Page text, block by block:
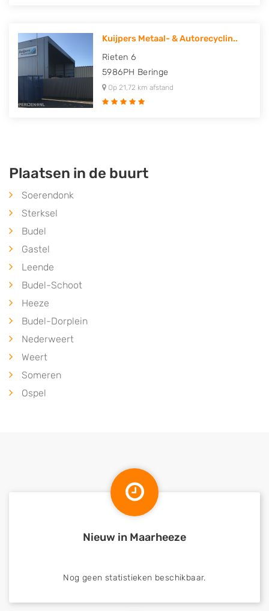
Kuijpers Metaal- & Autorecyclin..
Rieten 6
5986PH Beringe
Op 21,72 km afstand
Plaatsen in de buurt
Soerendonk
Sterksel
Budel
Gastel
Leende
Budel-Schoot
Heeze
Budel-Dorplein
Nederweert
Weert
Someren
Ospel
Nieuw in Maarheeze
Nog geen statistieken beschikbaar.